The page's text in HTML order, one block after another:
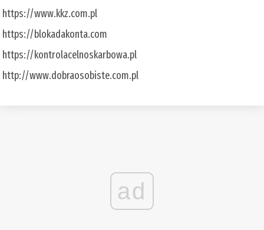
https://www.kkz.com.pl
https://blokadakonta.com
https://kontrolacelnoskarbowa.pl
http://www.dobraosobiste.com.pl
ad